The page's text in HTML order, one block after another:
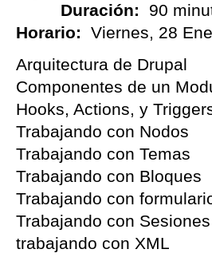
¡Vota positivo!Duración:
90
Horario:
Viernes, 28
Arquitectura de Drupal
Componentes de un
Hooks, Actions, y
Trabajando con Nodos
Trabajando con Temas
Trabajando con Bloques
Trabajando con
Trabajando con Sesiones
trabajando con XML